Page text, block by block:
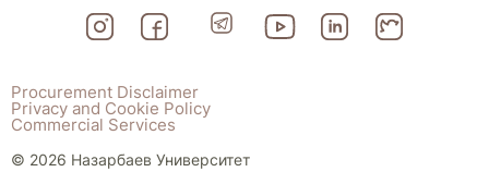
Procurement Disclaimer
Privacy and Cookie Policy
Commercial Services
© 2026 Назарбаев Университет